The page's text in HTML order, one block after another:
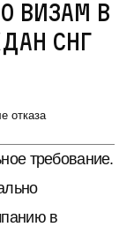
визам в
СНГ
отказа
требование.
в